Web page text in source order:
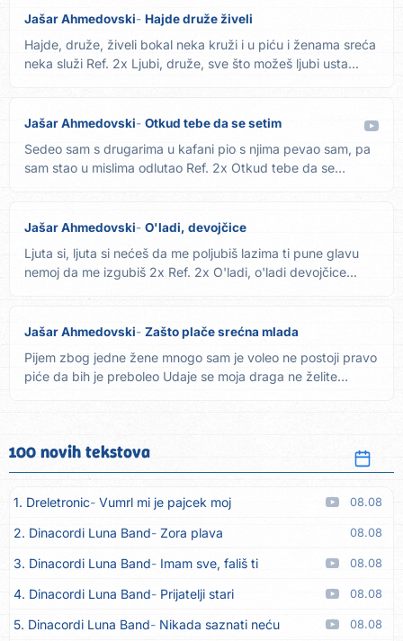
Jašar Ahmedovski Hajde druže živeli
Hajde, druže, živeli bokal neka kruži i u piću i ženama sreća
neka služi Ref. 2x Ljubi, druže, sve što možeš ljubi usta...
Jašar Ahmedovski Otkud tebe da se setim
Sedeo sam s drugarima u kafani pio s njima pevao sam, pa
sam stao u mislima odlutao Ref. 2x Otkud tebe da se
Jašar Ahmedovski O'ladi, devojčice
Ljuta si, ljuta si nećeš da me poljubiš lazima ti pune glavu
nemoj da me izgubiš 2x Ref. 2x O'ladi, o'ladi devojčice...
Jašar Ahmedovski Zašto plače srećna mlada
Pijem zbog jedne žene mnogo sam je voleo ne postoji pravo
piće da bih je preboleo Udaje se moja draga ne želite
100 novih tekstova
1. Dreletronic Vumrl mi je pajcek moj 08.08
2. Dinacordi Luna Band Zora plava 08.08
3. Dinacordi Luna Band Imam sve, fališ ti 08.08
4. Dinacordi Luna Band Prijatelji stari 08.08
5. Dinacordi Luna Band Nikada saznati neću 08.08